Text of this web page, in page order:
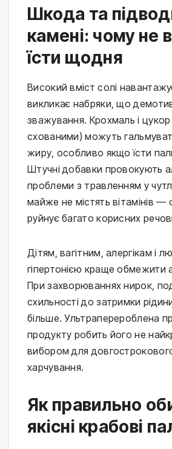
Шкода та
камені: чому не
їсти щодня
Високий вміст солі
викликає набряки, що
зважування. Крохмаль і
схованими) можуть
жиру, особливо якщо їсти
Штучні добавки провокують
проблеми з травленням у
майже не містять вітамінів —
руйнує багато корисних
Дітям, вагітним, алергікам і
гіпертонією краще обмежити
При захворюваннях нирок,
схильності до затримки
більше. Ультраперероблена
продукту робить його не
вибором для
харчування.
Як правильно
якісні крабові